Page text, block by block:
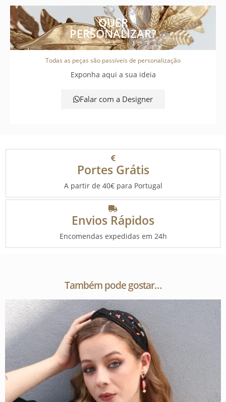
QUER
PERSONALIZAR?
Todas as peças são passíveis de personalização
Exponha aqui a sua ideia
Falar com a Designer
Portes Grátis
A partir de 40€ para Portugal
Envios Rápidos
Encomendas expedidas em 24h
Também pode gostar…